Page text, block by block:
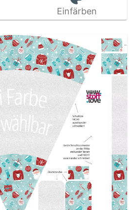
Einfärben